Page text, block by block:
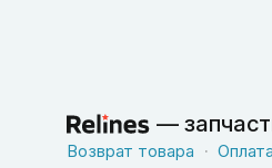
—
Возврат товара Оплата